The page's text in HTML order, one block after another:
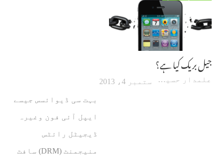
جیل بریک کیا ہے؟
علمدار حسین ستمبر 4، 2013
بہت سی ڈیوائسس جیسے
ایپل آئی فون وغیرہ
ڈیجیٹل رائٹس
منیجمنٹ (DRM) سافٹ